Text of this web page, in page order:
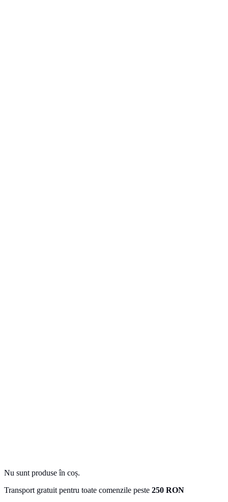
Nu sunt produse în coș.
Transport gratuit pentru toate comenzile peste 250 RON